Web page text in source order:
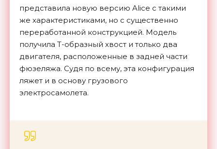
представила новую версию Alice с такими
же характеристиками, но с существенно
переработанной конструкцией. Модель
получила Т-образный хвост и только два
двигателя, расположенные в задней части
фюзеляжа. Судя по всему, эта конфигурация
ляжет и в основу грузового
электросамолета.